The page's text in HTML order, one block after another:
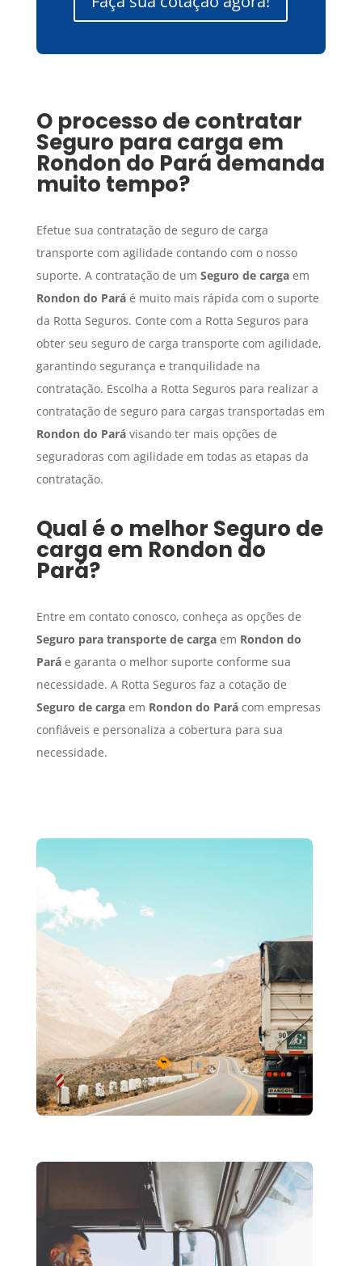
O processo de contratar
Seguro para carga em
Rondon do Parádemanda
muito tempo?
Efetue sua contratação de seguro de carga
transporte com agilidade contando com o nosso
suporte. A contratação de um Seguro de cargaem
Rondon do Paráé muito mais rápida com o suporte
da Rotta Seguros. Conte com a Rotta Seguros para
obter seu seguro de carga transporte com agilidade,
garantindo segurança e tranquilidade na
contratação. Escolha a Rotta Seguros para realizar a
contratação de seguro para cargas transportadas em
Rondon do Parávisando ter mais opções de
seguradoras com agilidade em todas as etapas da
contratação.
Qual é o melhor Seguro de
carga em Rondon do
Pará?
Entre em contato conosco, conheça as opções de
Seguro para transporte de cargaem Rondon do
Paráe garanta o melhor suporte conforme sua
necessidade. A Rotta Seguros faz a cotação de
Seguro de cargaem Rondon do Parácom empresas
confiáveis e personaliza a cobertura para sua
necessidade.